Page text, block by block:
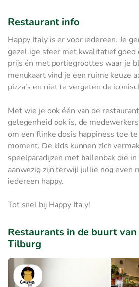
Restaurant info
Happy Italy is er voor iedereen. Je
gezellige sfeer met kwalitatief goed
prijs én met portiegroottes waar je
menukaart vind je een ruime keuze
pizza's en niet te vergeten de
Met wie je ook één van de
gelegenheid ook is, de
om een flinke dosis happiness toe
moment. De kids kunnen zich
speelparadijzen met ballenbak die
aanwezig zijn terwijl jullie nog even
iedereen happy.
Tot snel bij Happy Italy!
Restaurants in de buurt
Tilburg